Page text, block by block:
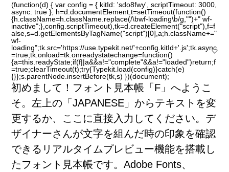
(function(d) { var config = { kitId: 'sdo8fwy', scriptTimeout: 3000,
async: true }, h=d.documentElement,t=setTimeout(function()
{h.className=h.className.replace(/\bwf-loading\b/g,"")+" wf-
inactive";},config.scriptTimeout),tk=d.createElement("script"),f=f
alse,s=d.getElementsByTagName("script")[0],a;h.className+="
wf-
loading";tk.src='https://use.typekit.net/'+config.kitId+'.js';tk.async
=true;tk.onload=tk.onreadystatechange=function()
{a=this.readyState;if(f||a&&a!="complete"&&a!="loaded")return;f
=true;clearTimeout(t);try{Typekit.load(config)}catch(e)
{}};s.parentNode.insertBefore(tk,s) })(document);
初めまして！フォント 見本帳 「F」へようこ
そ。 左 上の「JAPANESE」からテキストを変
更するか、ここに直接入 力 してください。デ
ザイナーさんが文字を組 んだ時の印象 を確認
できるリアルタイムプレビュー機能を搭載 し
たフォント 見本帳です。Adobe Fonts、